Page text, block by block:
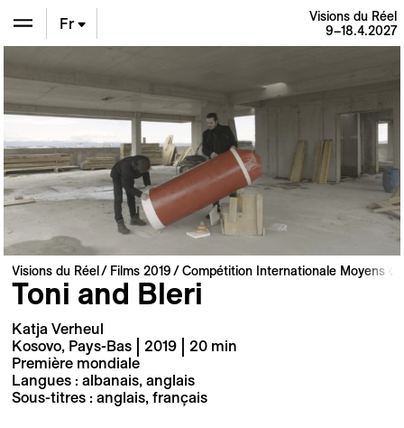
En
De
Fr
Visions du Réel
9–18.4.2027
Visions du Réel Films 2019 Compétition Internationale Moyens
Toni and Bleri
Katja Verheul
Kosovo, Pays-Bas | 2019 | 20 min
Première mondiale
Langues : albanais, anglais
Sous-titres : anglais, français